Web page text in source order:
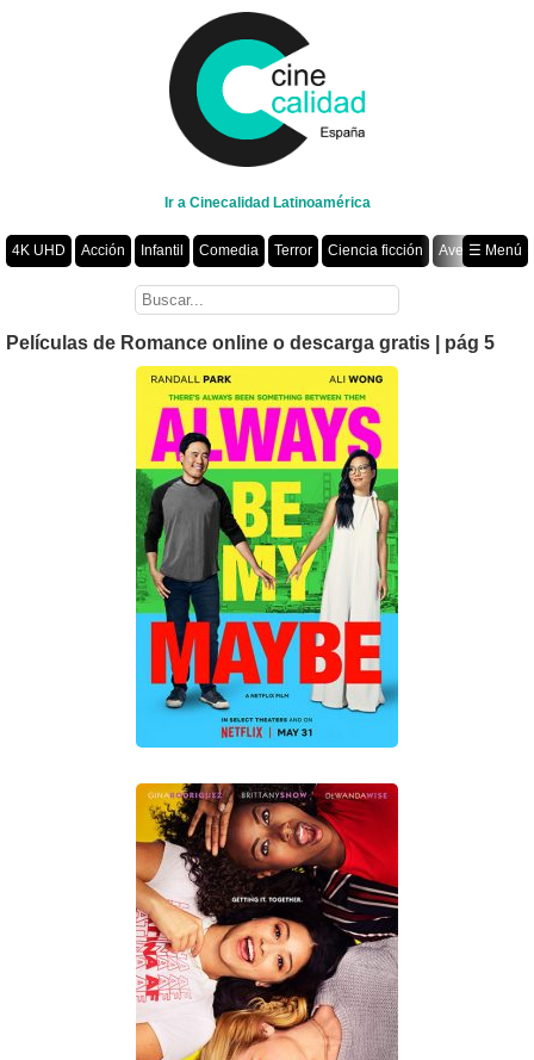
Ir a Cinecalidad Latinoamérica
4K UHD Acción Infantil Comedia Terror Ciencia ficción
Aventura
Romance Fantasía Drama Animación Crimen
☰ Menú
Películas de Romance online o descarga gratis | pág 5